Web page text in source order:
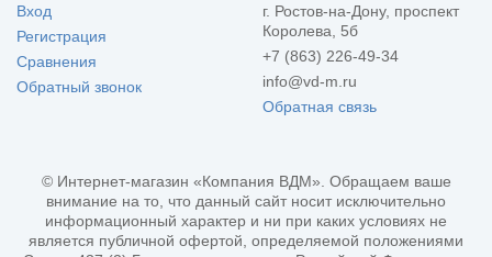
Вход
Регистрация
Сравнения
Обратный звонок
г. Ростов-на-Дону, проспект
Королева, 5б
+7 (863) 226-49-34
info@vd-m.ru
Обратная связь
© Интернет-магазин «Компания ВДМ». Обращаем ваше
внимание на то, что данный сайт носит исключительно
информационный характер и ни при каких условиях не
является публичной офертой, определяемой положениями